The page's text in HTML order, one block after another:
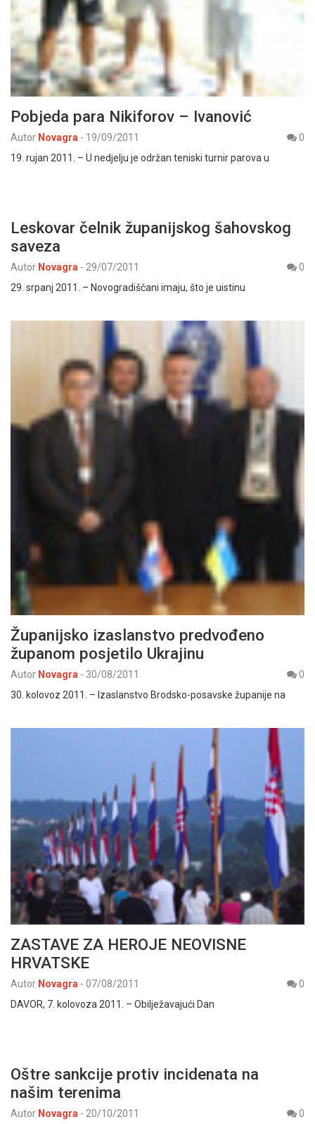
Pobjeda para Nikiforov – Ivanović
Autor Novagra - 19/09/2011
0
19. rujan 2011. – U nedjelju je održan teniski turnir parova u
Leskovar čelnik županijskog šahovskog
saveza
Autor Novagra - 29/07/2011
0
29. srpanj 2011. – Novogradiščani imaju, što je uistinu
Županijsko izaslanstvo predvođeno
županom posjetilo Ukrajinu
Autor Novagra - 30/08/2011
0
30. kolovoz 2011. – Izaslanstvo Brodsko-posavske županije na
ZASTAVE ZA HEROJE NEOVISNE
HRVATSKE
Autor Novagra - 07/08/2011
0
DAVOR, 7. kolovoza 2011. – Obilježavajući Dan
Oštre sankcije protiv incidenata na
našim terenima
Autor Novagra - 20/10/2011 0